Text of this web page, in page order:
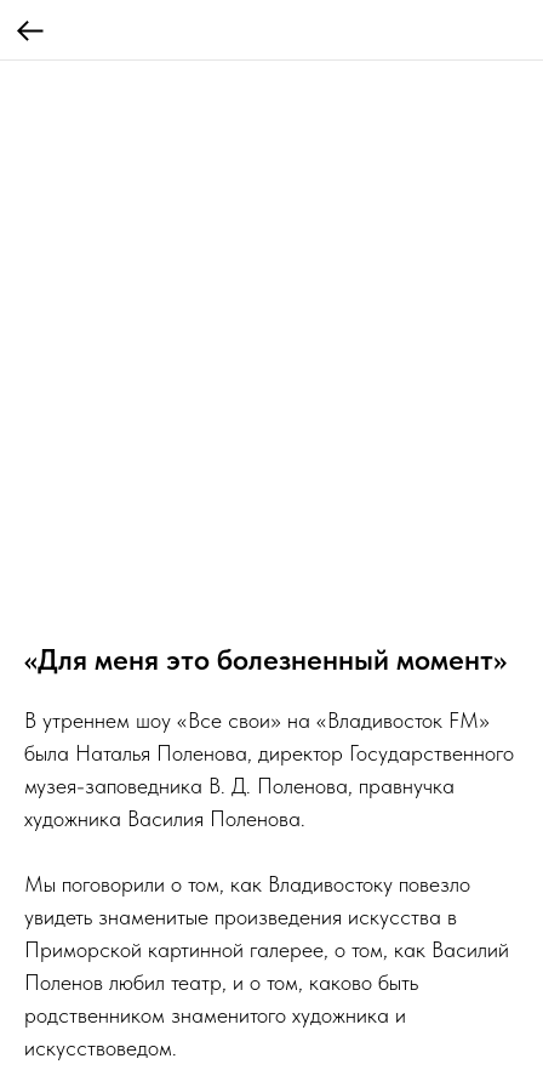
«Для меня это болезненный момент»
В утреннем шоу «Все свои» на «Владивосток FM»
была Наталья Поленова, директор Государственного
музея-заповедника В. Д. Поленова, правнучка
художника Василия Поленова.
Мы поговорили о том, как Владивостоку повезло
увидеть знаменитые произведения искусства в
Приморской картинной галерее, о том, как Василий
Поленов любил театр, и о том, каково быть
родственником знаменитого художника и
искусствоведом.